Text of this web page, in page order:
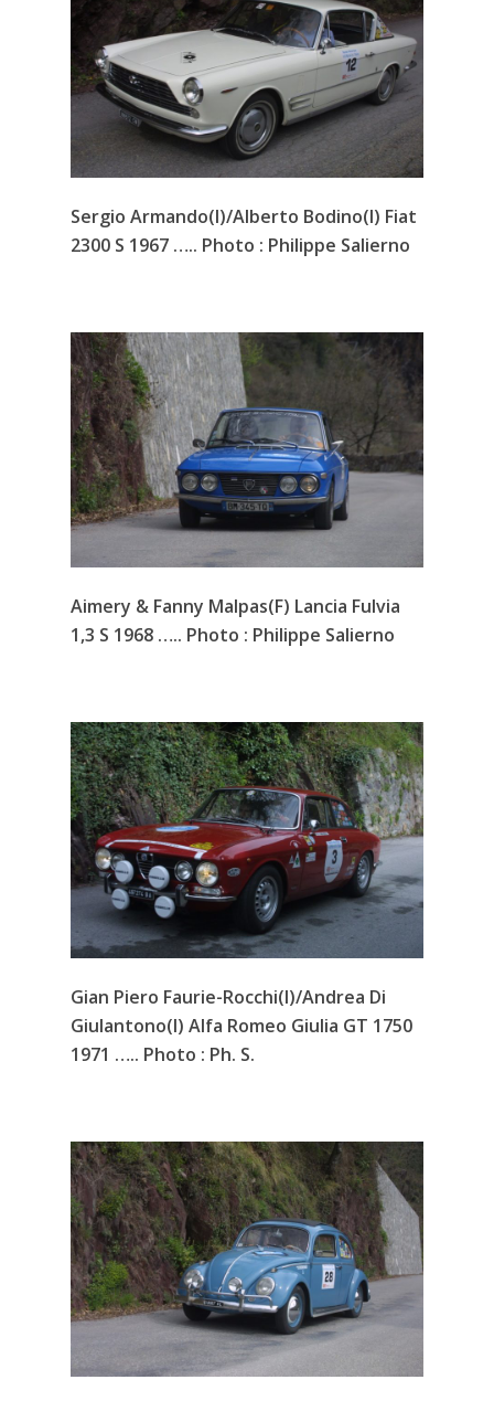
Sergio Armando(I)/Alberto Bodino(I) Fiat
2300 S 1967 ….. Photo : Philippe Salierno
Aimery & Fanny Malpas(F) Lancia Fulvia
1,3 S 1968 ….. Photo : Philippe Salierno
Gian Piero Faurie-Rocchi(I)/Andrea Di
Giulantono(I) Alfa Romeo Giulia GT 1750
1971 ….. Photo : Ph. S.